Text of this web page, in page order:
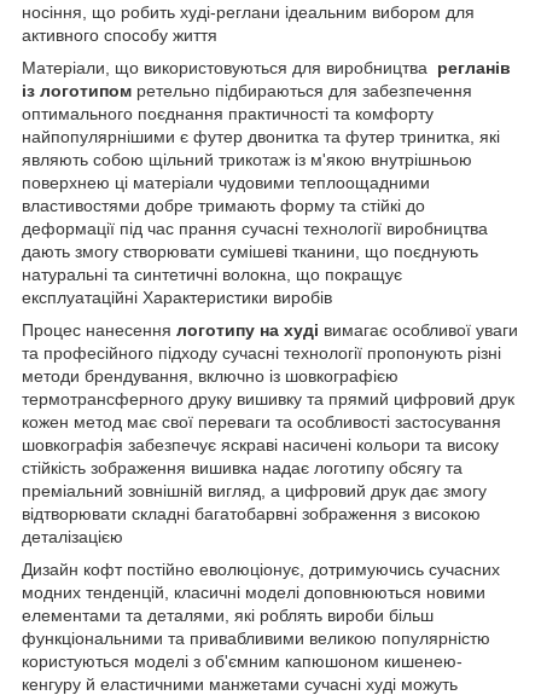
носіння, що робить худі-реглани ідеальним вибором для
активного способу життя
Матеріали, що використовуються для виробництва регланів
із логотипом ретельно підбираються для забезпечення
оптимального поєднання практичності та комфорту
найпопулярнішими є футер двонитка та футер тринитка, які
являють собою щільний трикотаж із м'якою внутрішньою
поверхнею ці матеріали чудовими теплоощадними
властивостями добре тримають форму та стійкі до
деформації під час прання сучасні технології виробництва
дають змогу створювати сумішеві тканини, що поєднують
натуральні та синтетичні волокна, що покращує
експлуатаційні Характеристики виробів
Процес нанесення логотипу на худі вимагає особливої уваги
та професійного підходу сучасні технології пропонують різні
методи брендування, включно із шовкографією
термотрансферного друку вишивку та прямий цифровий друк
кожен метод має свої переваги та особливості застосування
шовкографія забезпечує яскраві насичені кольори та високу
стійкість зображення вишивка надає логотипу обсягу та
преміальний зовнішній вигляд, а цифровий друк дає змогу
відтворювати складні багатобарвні зображення з високою
деталізацією
Дизайн кофт постійно еволюціонує, дотримуючись сучасних
модних тенденцій, класичні моделі доповнюються новими
елементами та деталями, які роблять вироби більш
функціональними та привабливими великою популярністю
користуються моделі з об'ємним капюшоном кишенею-
кенгуру й еластичними манжетами сучасні худі можуть